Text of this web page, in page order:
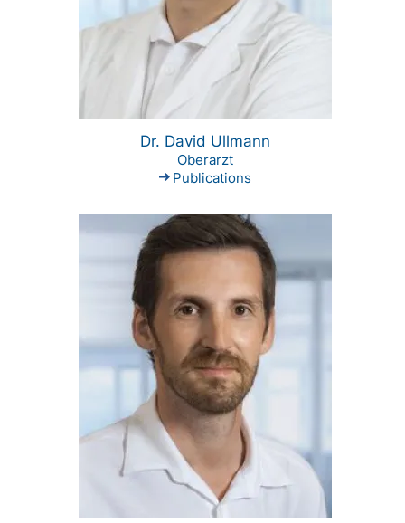
Dr. David Ullmann
Oberarzt
Publications